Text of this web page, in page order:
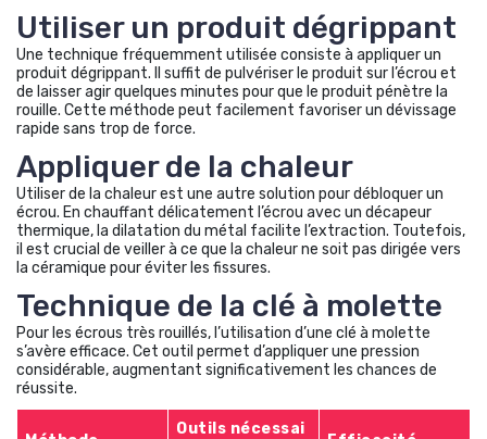
Utiliser un produit dégrippant
Une technique fréquemment utilisée consiste à appliquer un
produit dégrippant. Il suffit de pulvériser le produit sur l’écrou et
de laisser agir quelques minutes pour que le produit pénètre la
rouille. Cette méthode peut facilement favoriser un dévissage
rapide sans trop de force.
Appliquer de la chaleur
Utiliser de la chaleur est une autre solution pour débloquer un
écrou. En chauffant délicatement l’écrou avec un décapeur
thermique, la dilatation du métal facilite l’extraction. Toutefois,
il est crucial de veiller à ce que la chaleur ne soit pas dirigée vers
la céramique pour éviter les fissures.
Technique de la clé à molette
Pour les écrous très rouillés, l’utilisation d’une clé à molette
s’avère efficace. Cet outil permet d’appliquer une pression
considérable, augmentant significativement les chances de
réussite.
Outils nécessai